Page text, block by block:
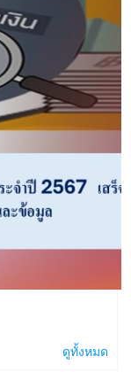
ดูทั้งหมด